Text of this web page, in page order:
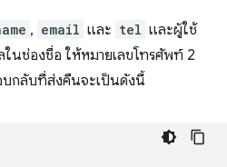
, email และ tel และผู้ใช้
นช่องชื่อ ให้หมายเลขโทรศัพท์ 2
บกลับที่ส่งคืนจะเป็นดังนี้